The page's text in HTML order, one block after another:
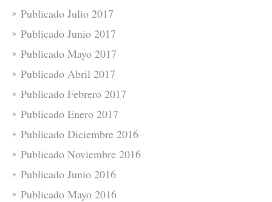
Publicado Julio 2017
Publicado Junio 2017
Publicado Mayo 2017
Publicado Abril 2017
Publicado Febrero 2017
Publicado Enero 2017
Publicado Diciembre 2016
Publicado Noviembre 2016
Publicado Junio 2016
Publicado Mayo 2016